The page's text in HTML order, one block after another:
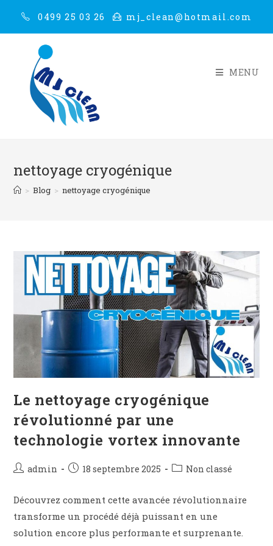
0499 25 03 26 mj_clean@hotmail.com
MENU
nettoyage cryogénique
> Blog > nettoyage cryogénique
Le nettoyage cryogénique
révolutionné par une
technologie vortex innovante
admin 18 septembre 2025 Non classé
Découvrez comment cette avancée révolutionnaire
transforme un procédé déjà puissant en une
solution encore plus performante et surprenante.